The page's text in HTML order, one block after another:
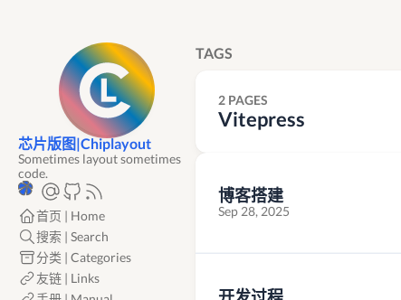
芯片版图|Chiplayout
Sometimes layout sometimes
code.
首页 | Home
搜索 | Search
分类 | Categories
友链 | Links
TAGS
2 PAGES
Vitepress
博客搭建
Sep 28, 2025
开发过程